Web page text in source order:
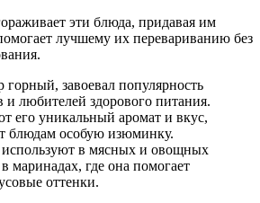
эти блюда, придавая им
лучшему их перевариванию без
горный, завоевал популярность
и любителей здорового питания.
его уникальный аромат и вкус,
блюдам особую изюминку.
используют в мясных и овощных
маринадах, где она помогает
оттенки.